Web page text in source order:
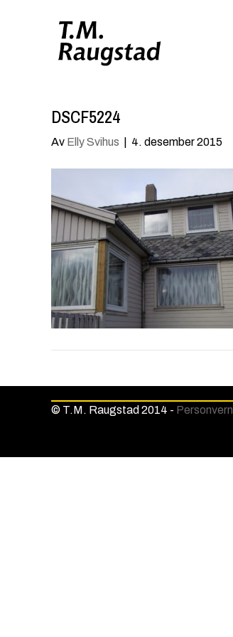
DSCF5224
Av Elly Svihus 4. desember 2015
© T.M. Raugstad 2014 - Personvern